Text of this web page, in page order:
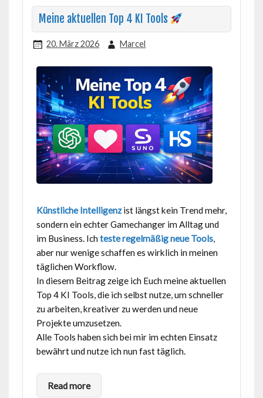
Meine aktuellen Top 4 KI Tools
20. März 2026 Marcel
Künstliche Intelligenzist längst kein Trend mehr,
sondern ein echter Gamechanger im Alltag und
im Business. Ich teste regelmäßig neue Tools,
aber nur wenige schaffen es wirklich in meinen
täglichen Workflow.
In diesem Beitrag zeige ich Euch meine aktuellen
Top 4 KI Tools, die ich selbst nutze, um schneller
zu arbeiten, kreativer zu werden und neue
Projekte umzusetzen.
Alle Tools haben sich bei mir im echten Einsatz
bewährt und nutze ich nun fast täglich.
Read more